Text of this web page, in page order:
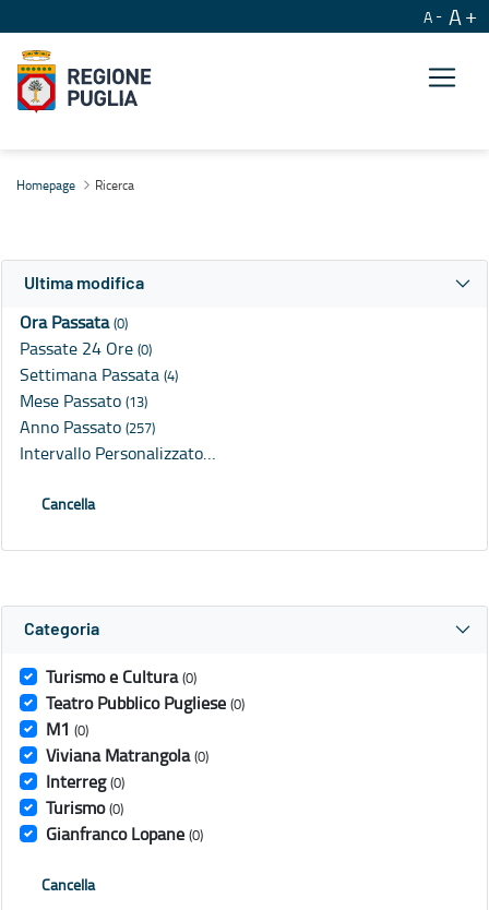
A A
Homepage Ricerca
Ultima modifica
Ora Passata(0)
Passate 24 Ore (0)
Settimana Passata (4)
Mese Passato (13)
Anno Passato (257)
Intervallo Personalizzato…
Cancella
Categoria
Turismo e Cultura (0)
Teatro Pubblico Pugliese (0)
M1 (0)
Viviana Matrangola (0)
Interreg (0)
Turismo (0)
Gianfranco Lopane (0)
Cancella